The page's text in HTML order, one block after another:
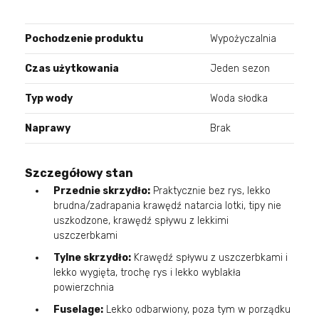
Pochodzenie produktu Wypożyczalnia
Czas użytkowania Jeden sezon
Typ wody Woda słodka
Naprawy Brak
Szczegółowy stan
Przednie skrzydło: Praktycznie bez rys, lekko
brudna/zadrapania krawędź natarcia lotki, tipy nie
uszkodzone, krawędź spływu z lekkimi
uszczerbkami
Tylne skrzydło: Krawędź spływu z uszczerbkami i
lekko wygięta, trochę rys i lekko wyblakła
powierzchnia
Fuselage: Lekko odbarwiony, poza tym w porządku